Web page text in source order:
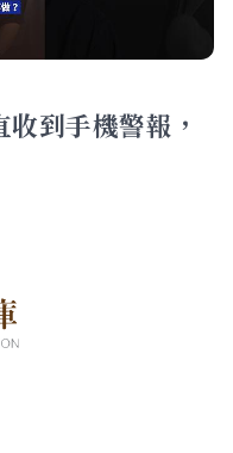
到手機警報，